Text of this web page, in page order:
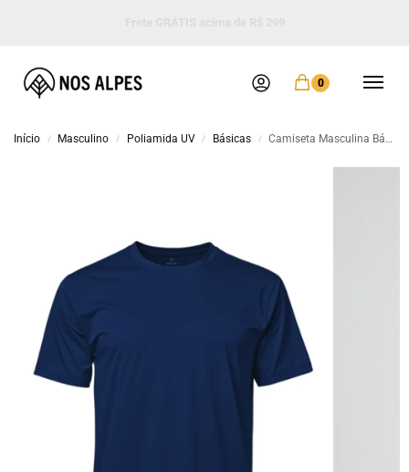
0
Início / Masculino / Poliamida UV / Básicas / Camiseta Masculina Básica Poliamida UV Marinho